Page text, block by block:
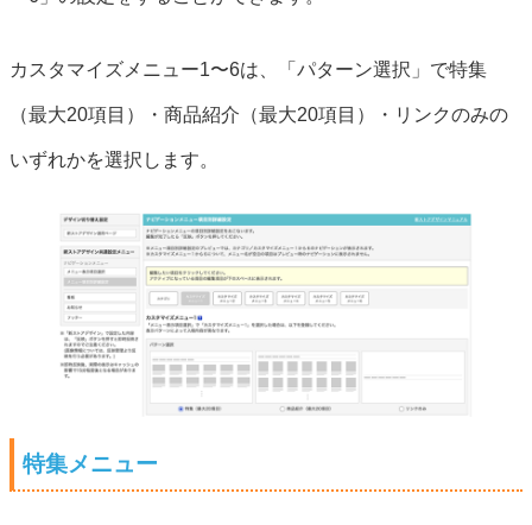
カスタマイズメニュー1〜6は、「パターン選択」で特集
（最大20項目）・商品紹介（最大20項目）・リンクのみの
いずれかを選択します。
特集メニュー